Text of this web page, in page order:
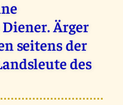
Ärger
seitens der
des